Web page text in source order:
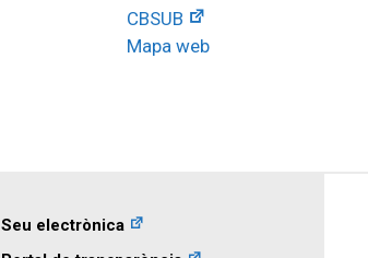
CBSUB
Mapa web
Seu electrònica